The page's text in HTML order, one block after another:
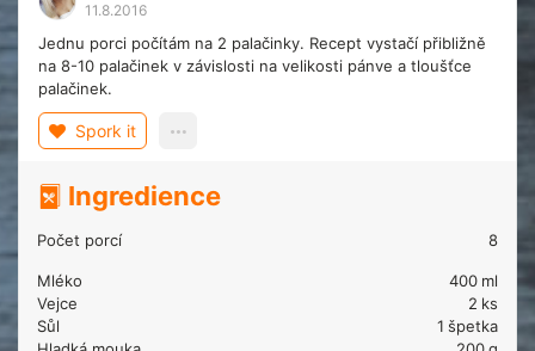
11.8.2016
Jednu porci počítám na 2 palačinky. Recept vystačí přibližně
na 8-10 palačinek v závislosti na velikosti pánve a tloušťce
palačinek.
Spork it
Ingredience
Počet porcí 8
Mléko 400 ml
Vejce
2 ks
Sůl
1 špetka